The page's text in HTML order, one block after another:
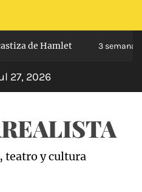
de Hamlet 3 semanas
27, 2026
teatro y cultura